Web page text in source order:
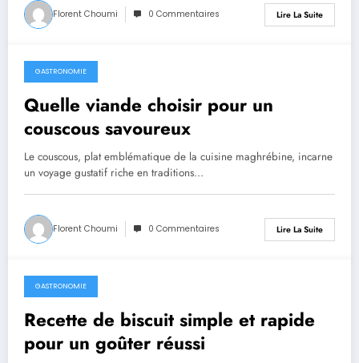
Florent Choumi 0 Commentaires Lire La Suite
mars 28, 2026
GASTRONOMIE
Quelle viande choisir pour un
couscous savoureux
Le couscous, plat emblématique de la cuisine maghrébine, incarne
un voyage gustatif riche en traditions…
Florent Choumi 0 Commentaires Lire La Suite
mars 27, 2026
GASTRONOMIE
Recette de biscuit simple et rapide
pour un goûter réussi